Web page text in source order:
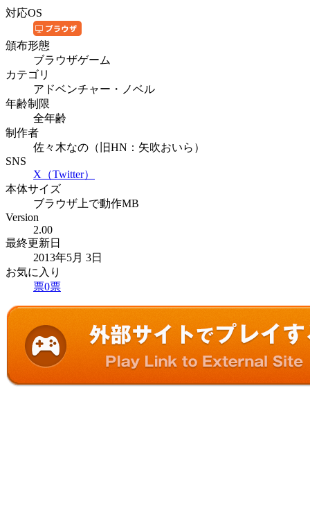
対応OS
頒布形態
ブラウザゲーム
カテゴリ
アドベンチャー・ノベル
年齢制限
全年齢
制作者
佐々木なの（旧HN：矢吹おいら）
SNS
X（Twitter）
本体サイズ
ブラウザ上で動作MB
Version
2.00
最終更新日
2013年5月 3日
お気に入り
票0票